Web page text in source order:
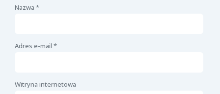
Nazwa *
Adres e-mail *
Witryna internetowa